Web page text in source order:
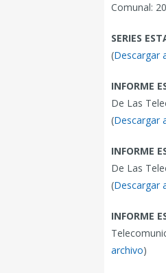
Comunal:
SERIES
(Descargar
INFORME
De Las
(Descargar
INFORME
De Las
(Descargar
INFORME
archivo)